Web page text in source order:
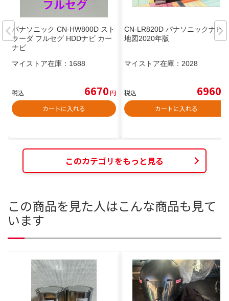
パナソニック CN-HW800D スト
ラーダ フルセグ HDDナビ カー
ナビ
マイストア在庫： 1688
税込 6670円
カートに入れる
CN-LR820D パナソニックナビ
地図2020年版
マイストア在庫： 2028
税込 6960
カートに入れる
このカテゴリをもっと見る
この商品を見た人はこんな商品も見て
います